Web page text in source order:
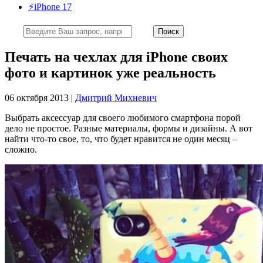
⚡️iPhone 17
Печать на чехлах для iPhone своих
фото и картинок уже реальность
06 октября 2013 | Дмитрий Михневич
Выбрать аксессуар для своего любимого смартфона порой
дело не простое. Разные материалы, формы и дизайны. А вот
найти что-то свое, то, что будет нравится не один месяц –
сложно.